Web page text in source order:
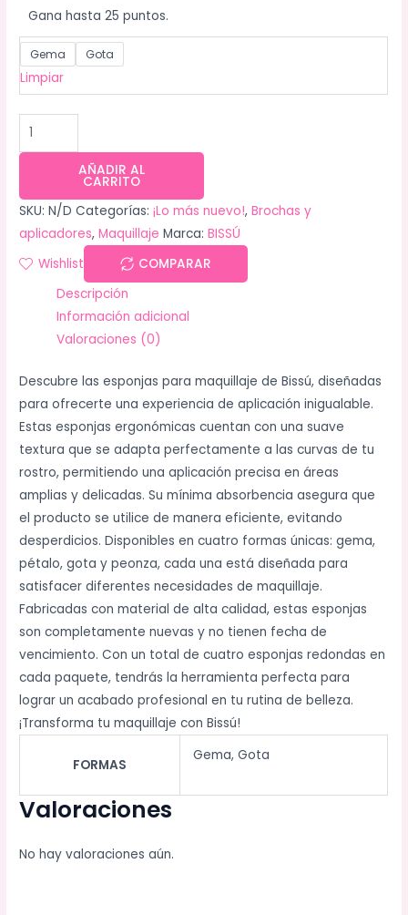
Gana hasta 25 puntos.
Gema Gota
Limpiar
AÑADIR AL
CARRITO
SKU:N/D Categorías:¡Lo más nuevo!,Brochas y
aplicadores,Maquillaje Marca:BISSÚ
Wishlist
COMPARAR
Descripción
Información adicional
Valoraciones (0)
Descubre las esponjas para maquillaje de Bissú, diseñadas
para ofrecerte una experiencia de aplicación inigualable.
Estas esponjas ergonómicas cuentan con una suave
textura que se adapta perfectamente a las curvas de tu
rostro, permitiendo una aplicación precisa en áreas
amplias y delicadas. Su mínima absorbencia asegura que
el producto se utilice de manera eficiente, evitando
desperdicios. Disponibles en cuatro formas únicas: gema,
pétalo, gota y peonza, cada una está diseñada para
satisfacer diferentes necesidades de maquillaje.
Fabricadas con material de alta calidad, estas esponjas
son completamente nuevas y no tienen fecha de
vencimiento. Con un total de cuatro esponjas redondas en
cada paquete, tendrás la herramienta perfecta para
lograr un acabado profesional en tu rutina de belleza.
¡Transforma tu maquillaje con Bissú!
FORMAS
Gema, Gota
Valoraciones
No hay valoraciones aún.